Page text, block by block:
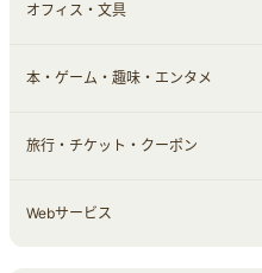
不動産
引越し
エコ・エネルギー
車情報・カーシェア・レンタル
ギフト・贈答品
すべて見る
習い事・学習・学校
仕事・転職
オフィス・文具
すべて見る
オフィス・文具
本・ゲーム・趣味・エンタメ
すべて見る
ゲーム・趣味
旅行・チケット・クーポン
すべて見る
Webサービス